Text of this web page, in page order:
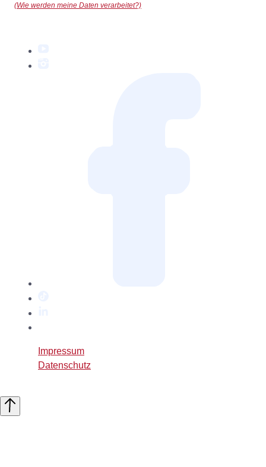
(Wie werden meine Daten verarbeitet?)
XImpressum
Datenschutz
Nach